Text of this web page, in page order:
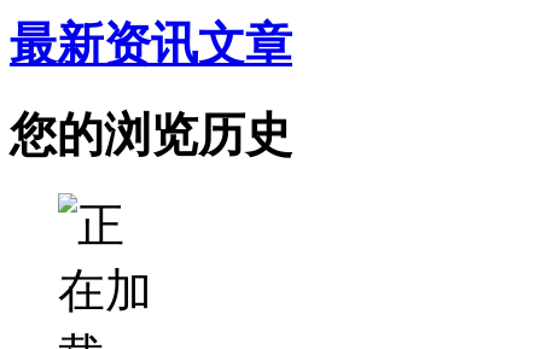
最新资讯文章
您的浏览历史